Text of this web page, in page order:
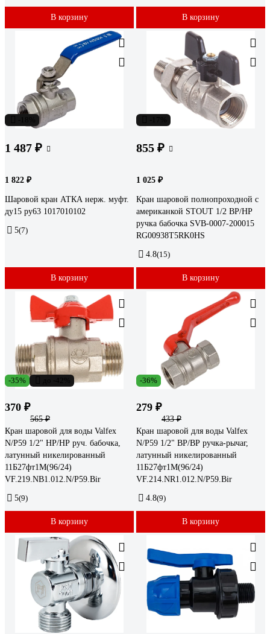
В корзину В корзину
1 487 ₽
1 822 ₽
Шаровой кран АТКА нерж. муфт.
ду15 ру63 1017010102
5(7)
В корзину
855 ₽
1 025 ₽
Кран шаровой полнопроходной с
американкой STOUT 1/2 ВР/НР
ручка бабочка SVB-0007-200015
RG00938T5RK0HS
4.8(15)
В корзину
-35%
370 ₽
565 ₽
Кран шаровой для воды Valfex
N/P59 1/2" НР/НР руч. бабочка,
латунный никелированный
11Б27фт1М(96/24)
VF.219.NB1.012.N/P59.Bir
5(9)
В корзину
-36%
279 ₽
433 ₽
Кран шаровой для воды Valfex
N/P59 1/2" ВР/ВР ручка-рычаг,
латунный никелированный
11Б27фт1М(96/24)
VF.214.NR1.012.N/P59.Bir
4.8(9)
В корзину